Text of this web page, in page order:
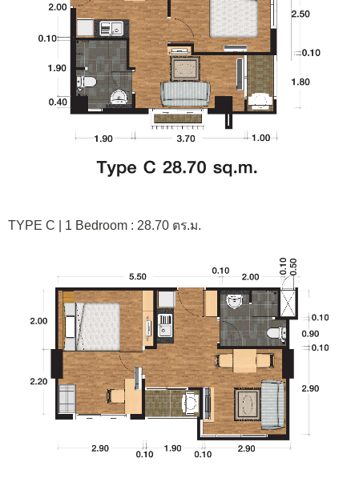
TYPE C | 1 Bedroom : 28.70 ตร.ม.